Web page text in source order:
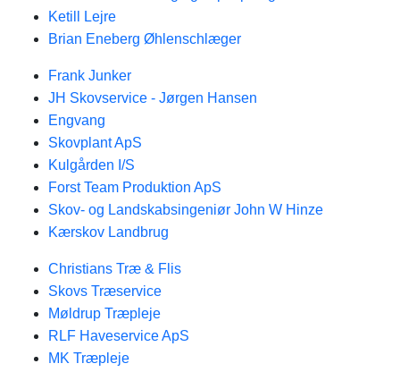
Ketill Lejre
Brian Eneberg Øhlenschlæger
Frank Junker
JH Skovservice - Jørgen Hansen
Engvang
Skovplant ApS
Kulgården I/S
Forst Team Produktion ApS
Skov- og Landskabsingeniør John W Hinze
Kærskov Landbrug
Christians Træ & Flis
Skovs Træservice
Møldrup Træpleje
RLF Haveservice ApS
MK Træpleje